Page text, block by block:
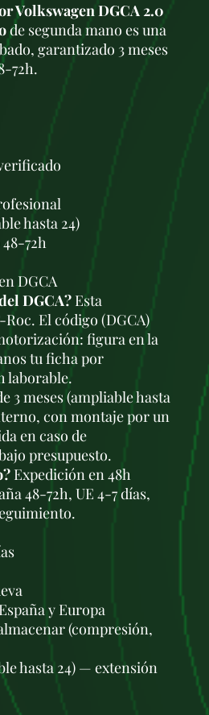
Volkswagen DGCA 2.0
de segunda mano es una
garantizado 3 meses
72h.
hasta 24)
72h
DGCA
DGCA? Esta
El código (DGCA)
figura en la
tu ficha por
laborable.
3 meses (ampliable hasta
con montaje por un
en caso de
presupuesto.
Expedición en 48h
48-72h, UE 4-7 días,
y Europa
(compresión,
hasta 24) — extensión